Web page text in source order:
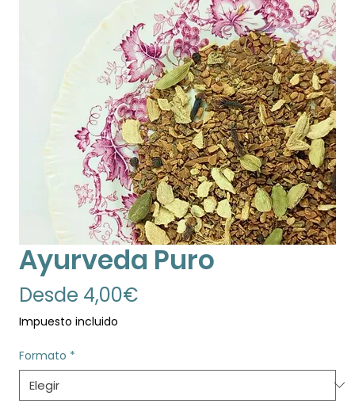
Ayurveda Puro
Desde 4,00€Precio
Impuesto incluido
Formato *